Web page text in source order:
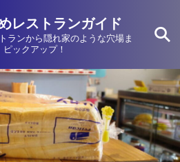
レストランガイド
ランから隠れ家のような穴場ま
ピックアップ！